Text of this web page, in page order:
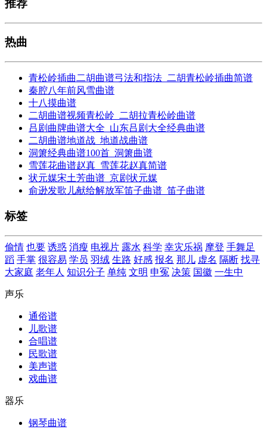
推荐
热曲
青松岭插曲二胡曲谱弓法和指法_二胡青松岭插曲简谱
秦腔八年前风雪曲谱
十八摸曲谱
二胡曲谱视频青松岭_二胡拉青松岭曲谱
吕剧曲牌曲谱大全_山东吕剧大全经典曲谱
二胡曲谱地道战_地道战曲谱
洞箫经典曲谱100首_洞箫曲谱
雪莲花曲谱赵真_雪莲花赵真简谱
状元媒宋土芳曲谱_京剧状元媒
俞逊发歌儿献给解放军笛子曲谱_笛子曲谱
标签
偷情 也要 诱惑 消瘦 电视片 露水 科学 幸灾乐祸 摩登 手舞足
蹈 手掌 很容易 学员 羽绒 生路 好感 报名 那儿 虚名 隔断 找寻
大家庭 老年人 知识分子 单纯 文明 申冤 决策 国徽 一生中
声乐
通俗谱
儿歌谱
合唱谱
民歌谱
美声谱
戏曲谱
器乐
钢琴曲谱